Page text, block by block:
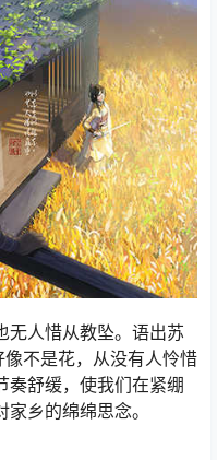
无人惜从教坠。语出苏
不是花，从没有人怜惜
奏舒缓，使我们在紧绷
乡的绵绵思念。